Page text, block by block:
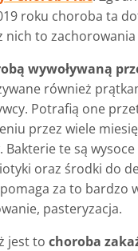
roku choroba ta
nich to
wywoływaną
również
Potrafią one
przez wiele
Bakterie te są
oraz środki do
za to bardzo
pasteryzacja.
jest to choroba